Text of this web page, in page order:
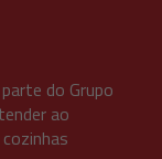
do Grupo
ao